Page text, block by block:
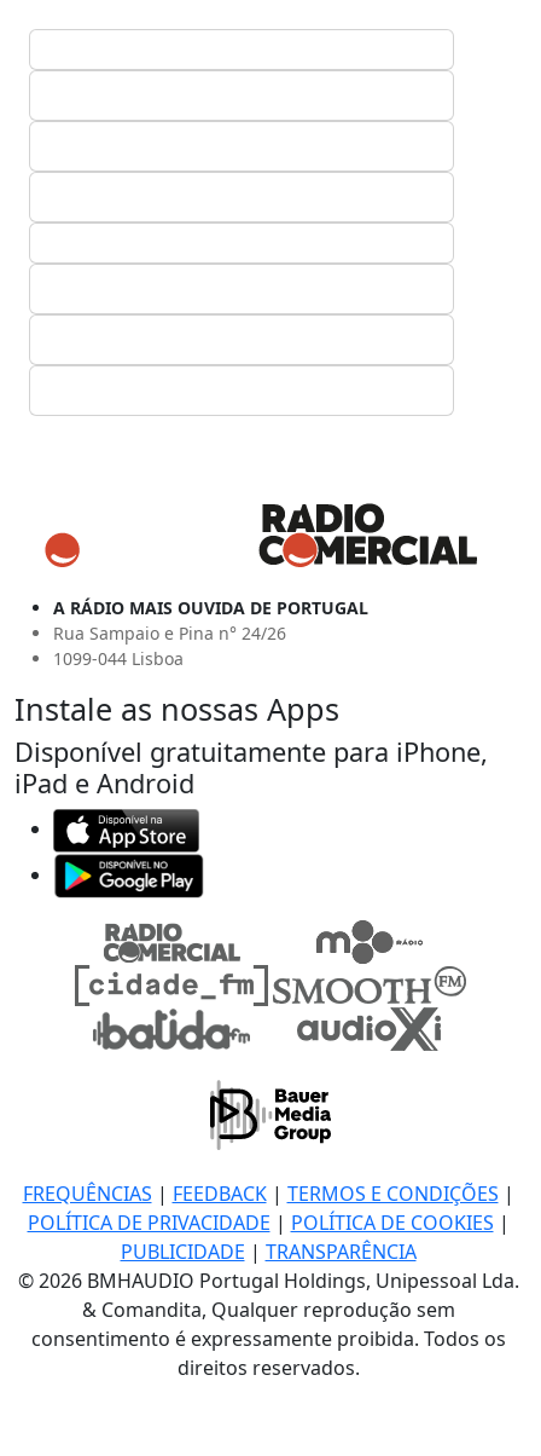
A RÁDIO MAIS OUVIDA DE PORTUGAL
Rua Sampaio e Pina n° 24/26
1099-044 Lisboa
Instale as nossas Apps
Disponível gratuitamente para iPhone,
iPad e Android
FREQUÊNCIAS | FEEDBACK| TERMOS E CONDIÇÕES |
POLÍTICA DE PRIVACIDADE | POLÍTICA DE COOKIES |
PUBLICIDADE | TRANSPARÊNCIA
© 2026 BMHAUDIO Portugal Holdings, Unipessoal Lda.
& Comandita, Qualquer reprodução sem
consentimento é expressamente proibida. Todos os
direitos reservados.